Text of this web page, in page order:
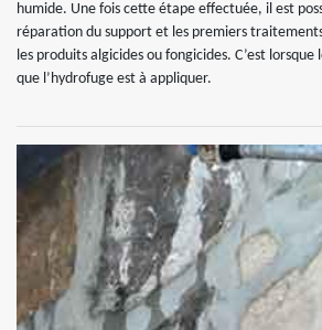
humide. Une fois cette étape effectuée, il est
réparation du support et les premiers
les produits algicides ou fongicides. C’est lorsque
que l’hydrofuge est à appliquer.